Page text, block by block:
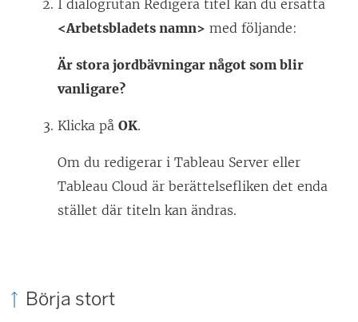
I dialogrutan Redigera titel kan du ersätta
<Arbetsbladets namn> med följande:
Är stora jordbävningar något som blir
vanligare?
Klicka på OK.
Om du redigerar i Tableau Server eller
Tableau Cloud är berättelsefliken det enda
stället där titeln kan ändras.
Börja stort